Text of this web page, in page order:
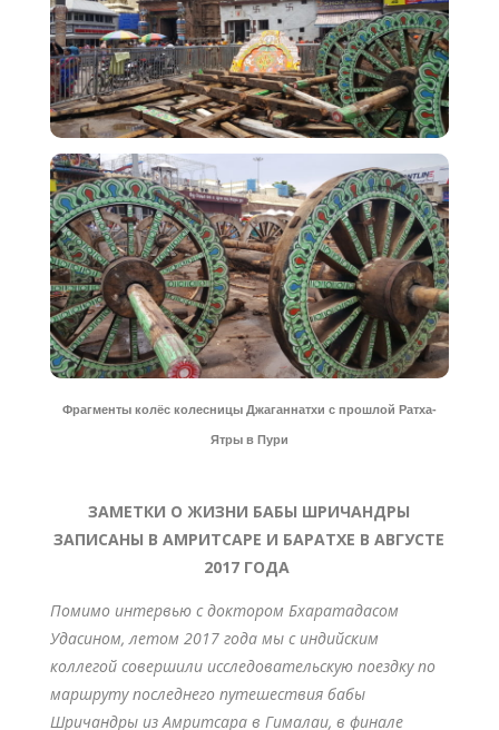
Фрагменты колёс колесницы Джаганнатхи с прошлой Ратха-
Ятры в Пури
ЗАМЕТКИ О ЖИЗНИ БАБЫ ШРИЧАНДРЫ
ЗАПИСАНЫ В АМРИТСАРЕ И БАРАТХЕ В АВГУСТЕ
2017 ГОДА
Помимо интервью с доктором Бхаратадасом
Удасином, летом 2017 года мы с индийским
коллегой совершили исследовательскую поездку по
маршруту последнего путешествия бабы
Шричандры из Амритсара в Гималаи, в финале